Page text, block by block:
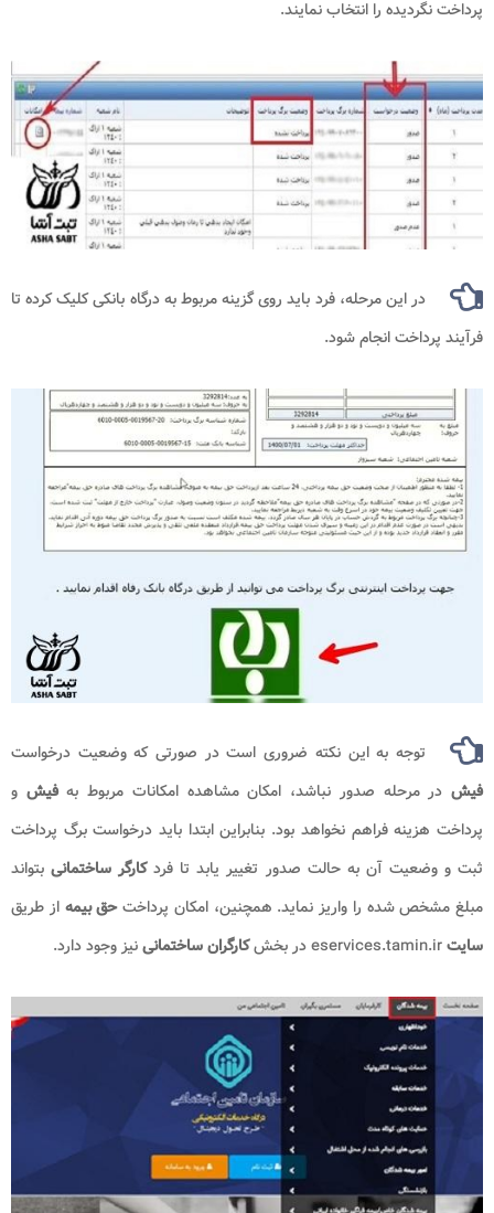
پرداخت نگردیده را انتخاب نمایند.
در این مرحله، فرد باید روی گزینه مربوط به درگاه بانکی کلیک کرده تا
فرآیند پرداخت انجام شود.
توجه به این نکته ضروری است در صورتی که وضعیت درخواست
فیشدر مرحله صدور نباشد، امکان مشاهده امکانات مربوط بهفیش و
پرداخت هزینه فراهم نخواهد بود. بنابراین ابتدا باید درخواست برگ پرداخت
ثبت و وضعیت آن به حالت صدور تغییر یابد تا فردکارگر ساختمانیبتواند
مبلغ مشخص شده را واریز نماید. همچنین، امکان پرداختحق بیمه از طریق
سایتeservices.tamin.ir در بخش کارگران ساختمانینیز وجود دارد.